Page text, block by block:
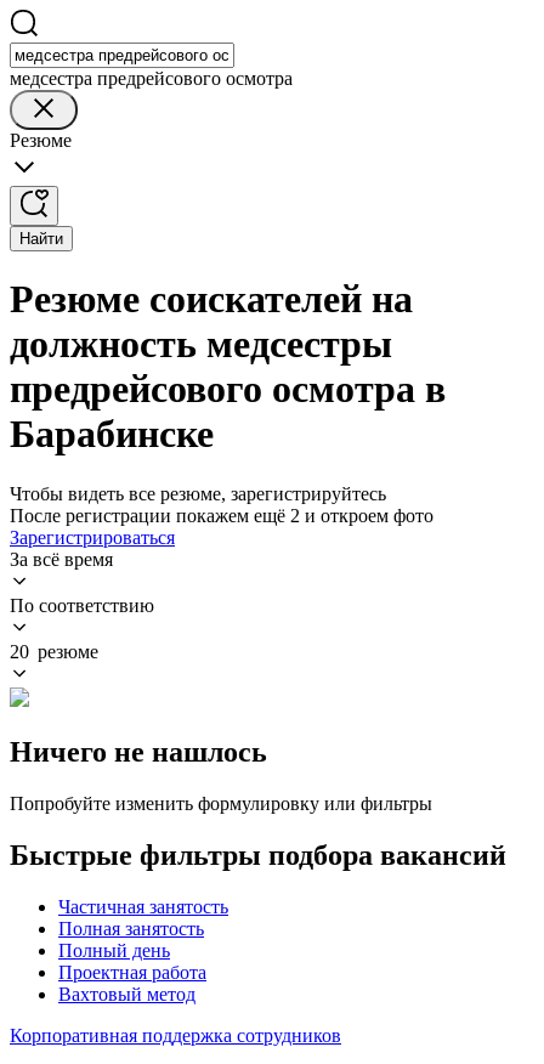
медсестра предрейсового осмотра
Резюме
Найти
Резюме соискателей на
должность медсестры
предрейсового осмотра в
Барабинске
Чтобы видеть все резюме, зарегистрируйтесь
После регистрации покажем ещё 2 и откроем фото
Зарегистрироваться
За всё время
По соответствию
20 резюме
Ничего не нашлось
Попробуйте изменить формулировку или фильтры
Быстрые фильтры подбора вакансий
Частичная занятость
Полная занятость
Полный день
Проектная работа
Вахтовый метод
Корпоративная поддержка сотрудников